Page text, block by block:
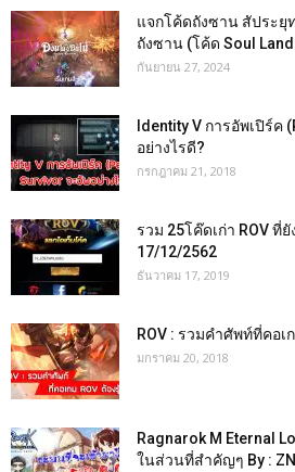
แจกโค้ดถังซาน สัประ
ถังซาน (โค้ด Soul
กันยายน 27, 2024
Identity V การอัพเปิร์ค
อย่างไรดี?
กรกฎาคม 21, 2018
รวม 25โค๊ดเก่า ROV ที่
17/12/2562
ธันวาคม 17, 2019
ROV : รวมคำศัพท์ที่คอเ
มกราคม 20, 2018
Ragnarok M Eternal
ในส่วนที่สำคัญๆ By :